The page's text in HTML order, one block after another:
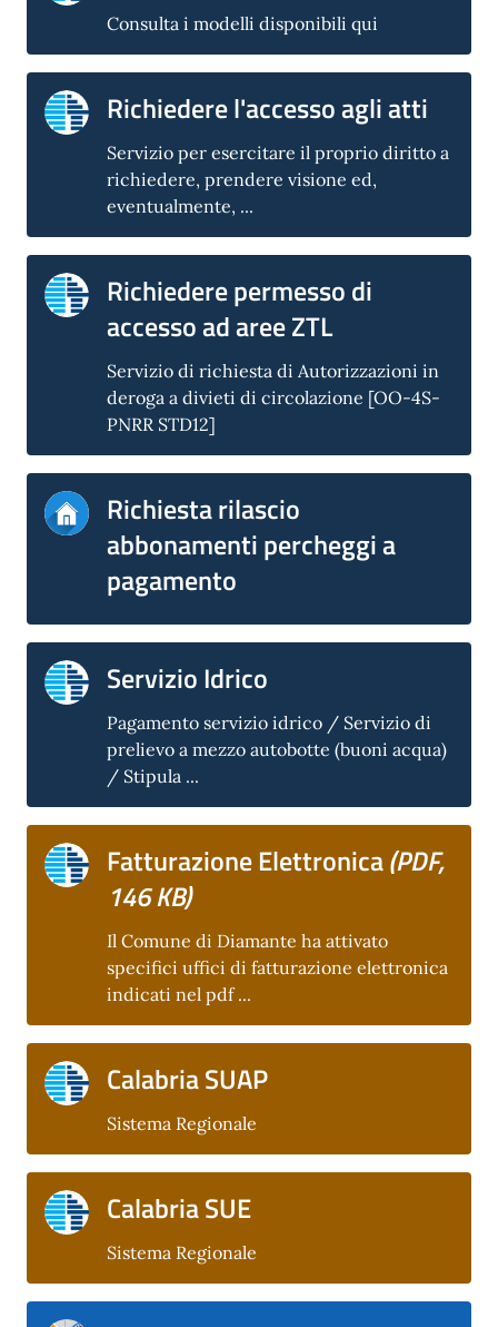
Consulta i modelli disponibili qui
Richiedere l'accesso agli atti
Servizio per esercitare il proprio diritto a
richiedere, prendere visione ed,
eventualmente, ...
Richiedere permesso di
accesso ad aree ZTL
Servizio di richiesta di Autorizzazioni in
deroga a divieti di circolazione [OO-4S-
PNRR STD12]
Richiesta rilascio
abbonamenti percheggi a
pagamento
Servizio Idrico
Pagamento servizio idrico / Servizio di
prelievo a mezzo autobotte (buoni acqua)
/ Stipula ...
Fatturazione Elettronica(PDF,
146 KB)
Il Comune di Diamante ha attivato
specifici uffici di fatturazione elettronica
indicati nel pdf ...
Calabria SUAP
Sistema Regionale
Calabria SUE
Sistema Regionale